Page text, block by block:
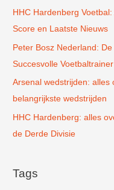
r
:
HHC Hardenberg
Score en Laatste Nieuws
Peter Bosz Nederland:
Succesvolle Voetbaltrainer
Arsenal wedstrijden:
belangrijkste wedstrijden
HHC Hardenberg: alles
de Derde Divisie
Tags